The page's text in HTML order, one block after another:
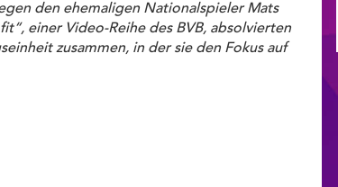
den ehemaligen Nationalspieler Mats
einer Video-Reihe des BVB, absolvierten
zusammen, in der sie den Fokus auf